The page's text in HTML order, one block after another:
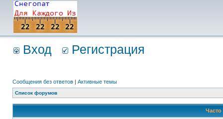
Вход Регистрация
Сообщения без ответов | Активные темы
Список форумов